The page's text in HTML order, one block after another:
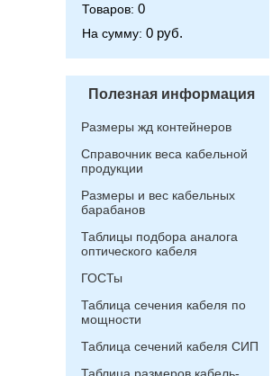
Товаров: 0
На сумму: 0 руб.
Полезная информация
Размеры жд контейнеров
Справочник веса кабельной
продукции
Размеры и вес кабельных
барабанов
Таблицы подбора аналога
оптического кабеля
ГОСТы
Таблица сечения кабеля по
мощности
Таблица сечений кабеля СИП